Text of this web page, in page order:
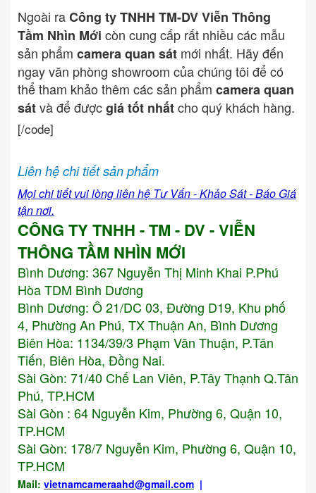
Ngoài raCông ty TNHH TM-DV Viễn Thông
Tầm Nhìn Mới còn cung cấp rất nhiều các mẫu
sản phẩm camera quan sát mới nhất. Hãy đến
ngay văn phòng showroom của chúng tôi để có
thể tham khảo thêm các sản phẩm camera quan
sátvà để đượcgiá tốt nhấtcho quý khách hàng.
[/code]
Liên hệ chi tiết sản phẩm
Mọi chi tiết vui lòng liên hệ Tư Vấn - Khảo Sát - Báo Giá
tận nơi.
CÔNG TY TNHH - TM - DV - VIỄN
THÔNG TẦM NHÌN MỚI
Bình Dương: 367 Nguyễn Thị Minh Khai P.Phú
Hòa TDM Bình Dương
Bình Dương: Ô 21/DC 03, Đường D19, Khu phố
4, Phường An Phú, TX Thuận An, Bình Dương
Biên Hòa: 1134/39/3 Phạm Văn Thuận, P.Tân
Tiến, Biên Hòa, Đồng Nai.
Sài Gòn: 71/40 Chế Lan Viên, P.Tây Thạnh Q.Tân
Phú, TP.HCM
Sài Gòn : 64 Nguyễn Kim, Phường 6, Quận 10,
TP.HCM
Sài Gòn: 178/7 Nguyễn Kim, Phường 6, Quận 10,
TP.HCM
Mail: vietnamcameraahd@gmail.com |